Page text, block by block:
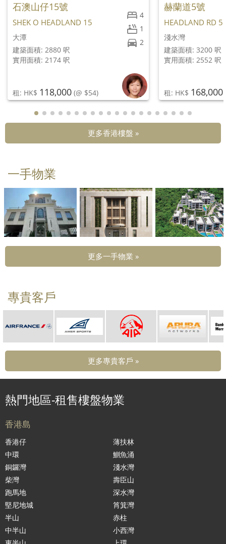
4
1
2
石澳山仔15號
SHEK O HEADLAND 15
大潭
建築面積: 2880 呎
實用面積: 2174 呎
租: HK$ 118,000 (@ $54)
赫蘭道5號
HEADLAND RD 5
淺水灣
建築面積: 3200 呎
實用面積: 2552 呎
租: HK$ 168,000
更多香港樓盤 »
一手物業
更多一手物業 »
專貴客戶
更多專貴客戶 »
熱門地區-租售樓盤物業
香港島
香港仔
中環
銅鑼灣
柴灣
跑馬地
堅尼地城
半山
中半山
薄扶林
鰂魚涌
淺水灣
壽臣山
深水灣
筲箕灣
赤柱
小西灣